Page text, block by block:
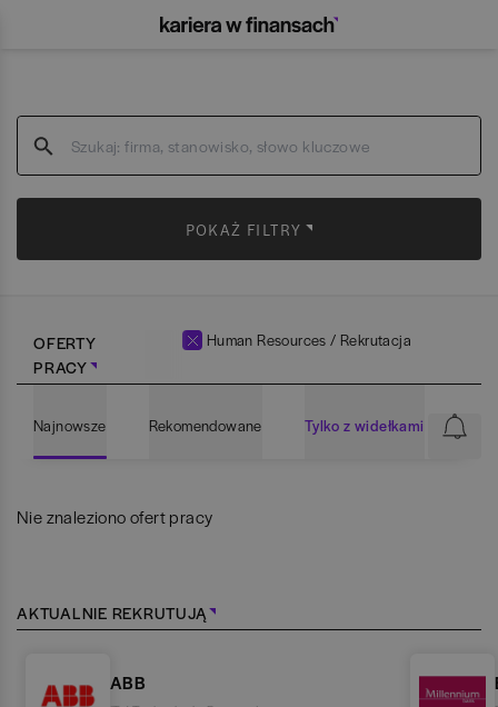
POKAŻ FILTRY
OFERTY
PRACY
Human Resources / Rekrutacja
Najnowsze Rekomendowane Tylko z widełkami
Nie znaleziono ofert pracy
AKTUALNIE REKRUTUJĄ
ABB